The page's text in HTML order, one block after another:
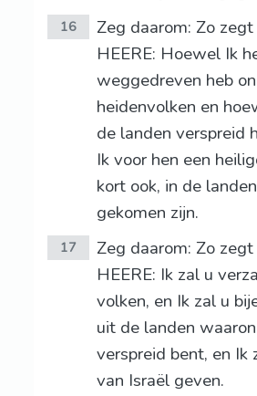
16
Zeg daarom: Zo
HEERE: Hoewel Ik
weggedreven heb
heidenvolken en
de landen verspreid
Ik voor hen een
kort ook, in de
gekomen zijn.
17
Zeg daarom: Zo
HEERE: Ik zal u
volken, en Ik zal u
uit de landen
verspreid bent, en Ik
van Israël geven.